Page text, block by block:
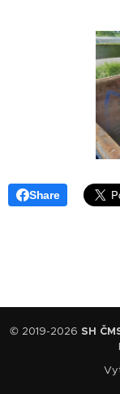
Share
© 2019-2026 SH